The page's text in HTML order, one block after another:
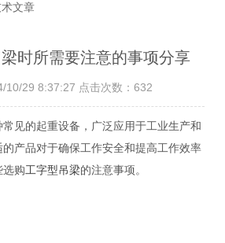
文章
时所需要注意的事项分享
10/29 8:37:27 点击次数：632
的起重设备，广泛应用于工业生产和
产品对于确保工作安全和提高工作效率
选购工字型吊梁的注意事项。